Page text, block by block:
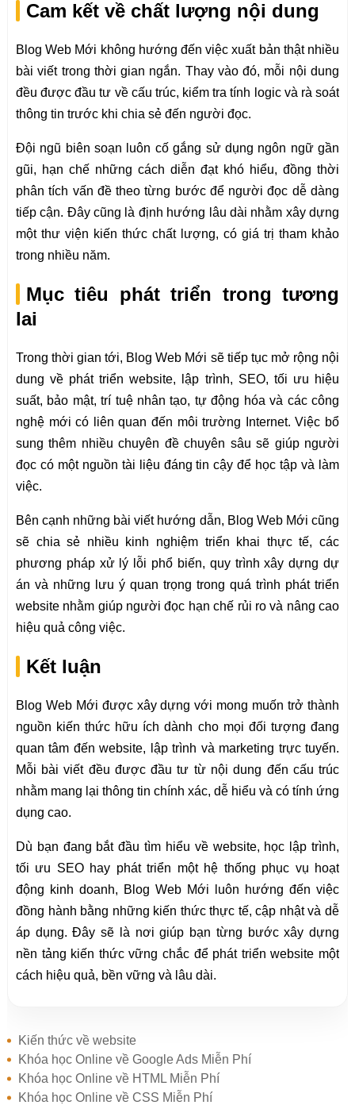
Cam kết về chất lượng nội dung
Blog Web Mới không hướng đến việc xuất bản thật nhiều
bài viết trong thời gian ngắn. Thay vào đó, mỗi nội dung
đều được đầu tư về cấu trúc, kiểm tra tính logic và rà soát
thông tin trước khi chia sẻ đến người đọc.
Đội ngũ biên soạn luôn cố gắng sử dụng ngôn ngữ gần
gũi, hạn chế những cách diễn đạt khó hiểu, đồng thời
phân tích vấn đề theo từng bước để người đọc dễ dàng
tiếp cận. Đây cũng là định hướng lâu dài nhằm xây dựng
một thư viện kiến thức chất lượng, có giá trị tham khảo
trong nhiều năm.
Mục tiêu phát triển trong tương
lai
Trong thời gian tới, Blog Web Mới sẽ tiếp tục mở rộng nội
dung về phát triển website, lập trình, SEO, tối ưu hiệu
suất, bảo mật, trí tuệ nhân tạo, tự động hóa và các công
nghệ mới có liên quan đến môi trường Internet. Việc bổ
sung thêm nhiều chuyên đề chuyên sâu sẽ giúp người
đọc có một nguồn tài liệu đáng tin cậy để học tập và làm
việc.
Bên cạnh những bài viết hướng dẫn, Blog Web Mới cũng
sẽ chia sẻ nhiều kinh nghiệm triển khai thực tế, các
phương pháp xử lý lỗi phổ biến, quy trình xây dựng dự
án và những lưu ý quan trọng trong quá trình phát triển
website nhằm giúp người đọc hạn chế rủi ro và nâng cao
hiệu quả công việc.
Kết luận
Blog Web Mới được xây dựng với mong muốn trở thành
nguồn kiến thức hữu ích dành cho mọi đối tượng đang
quan tâm đến website, lập trình và marketing trực tuyến.
Mỗi bài viết đều được đầu tư từ nội dung đến cấu trúc
nhằm mang lại thông tin chính xác, dễ hiểu và có tính ứng
dụng cao.
Dù bạn đang bắt đầu tìm hiểu về website, học lập trình,
tối ưu SEO hay phát triển một hệ thống phục vụ hoạt
động kinh doanh, Blog Web Mới luôn hướng đến việc
đồng hành bằng những kiến thức thực tế, cập nhật và dễ
áp dụng. Đây sẽ là nơi giúp bạn từng bước xây dựng
nền tảng kiến thức vững chắc để phát triển website một
cách hiệu quả, bền vững và lâu dài.
Kiến thức về website
Khóa học Online về Google Ads Miễn Phí
Khóa học Online về HTML Miễn Phí
Khóa học Online về CSS Miễn Phí